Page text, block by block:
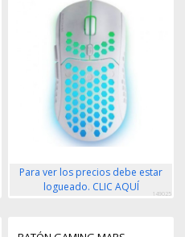
Para ver los precios debe estar
logueado. CLIC AQUÍ
149025